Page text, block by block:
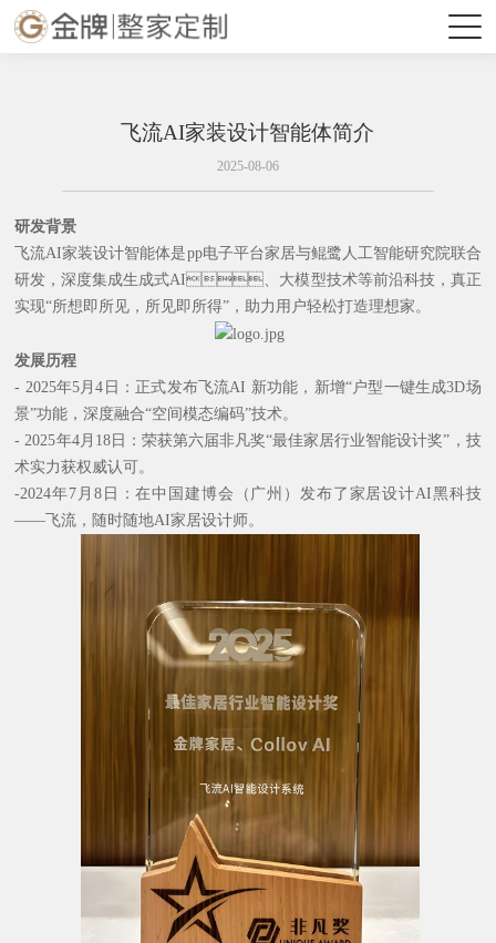
飞流AI家装设计智能体简介
2025-08-06
研发背景
飞流AI家装设计智能体是pp电子平台家居与鲲鹭人工智能研究院联合
研发，深度集成生成式AI、大模型技术等前沿科技，真正
实现“所想即所见，所见即所得”，助力用户轻松打造理想家。
发展历程
- 2025年5月4日：正式发布飞流AI 新功能 ，新增“户型一键生成3D场
景”功能，深度融合“空间模态编码”技术。
- 2025年4月 18日 ：荣获第六届非凡奖“最佳家居行业智能设计奖”，技
术实力获权威认可。
-2024年7月8日：在中国建博会（广州）发布了家居设计AI黑科技
——飞流，随时随地AI家居设计师。